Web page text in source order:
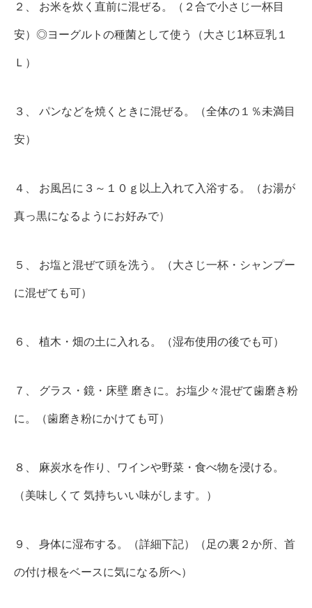
２、 お米を炊く直前に混ぜる。（２合で小さじ一杯目
安）◎ヨーグルトの種菌として使う（大さじ1杯豆乳１
Ｌ）
３、 パンなどを焼くときに混ぜる。（全体の１％未満目
安）
４、 お風呂に３～１０ｇ以上入れて入浴する。（お湯が
真っ黒になるようにお好みで）
５、 お塩と混ぜて頭を洗う。（大さじ一杯・シャンプー
に混ぜても可）
６、 植木・畑の土に入れる。（湿布使用の後でも可）
７、 グラス・鏡・床壁 磨きに。お塩少々混ぜて歯磨き粉
に。（歯磨き粉にかけても可）
８、 麻炭水を作り、ワインや野菜・食べ物を浸ける。
（美味しくて 気持ちいい味がします。）
９、 身体に湿布する。（詳細下記）（足の裏２か所、首
の付け根をベースに気になる所へ）